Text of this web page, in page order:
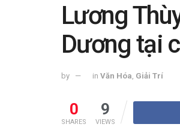
Lương
Dương tại
by in Văn Hóa Giải Trí
0
SHARES
9
VIEWS